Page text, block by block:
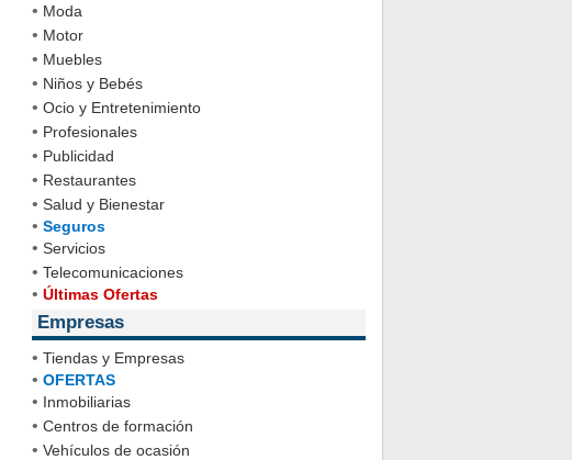
• Moda
• Motor
• Muebles
• Niños y Bebés
• Ocio y Entretenimiento
• Profesionales
• Publicidad
• Restaurantes
• Salud y Bienestar
• Seguros
• Servicios
• Telecomunicaciones
• Últimas Ofertas
Empresas
• Tiendas y Empresas
• OFERTAS
• Inmobiliarias
• Centros de formación
• Vehículos de ocasión